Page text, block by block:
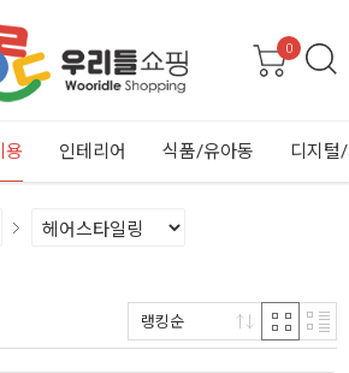
0
용 인테리어 식품/유아동 디지털
랭킹순